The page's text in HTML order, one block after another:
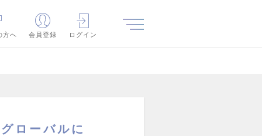
方へ
会員登録 ログイン
ローバルに